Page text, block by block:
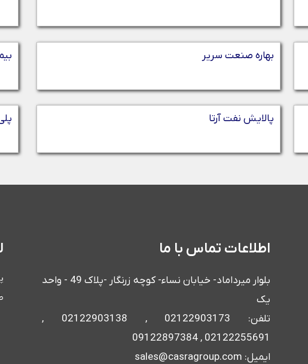
بهاره صنعت سریر
پالایش نفت آرتا
اطلاعات تماس با ما
بلوار میرداماد- خیابان نساء- کوچه زرنگار -پلاک 49 - واحد
یک
تلفن: 02122903173 , 02122903138 ,
02122255691 , 09122897384
ایمیل: sales@casragroup.com